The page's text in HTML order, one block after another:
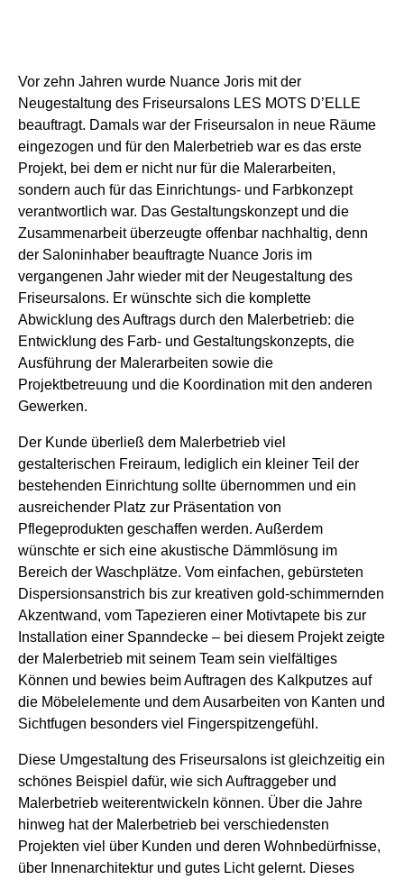
Vor zehn Jahren wurde Nuance Joris mit der
Neugestaltung des Friseursalons LES MOTS D’ELLE
beauftragt. Damals war der Friseursalon in neue Räume
eingezogen und für den Malerbetrieb war es das erste
Projekt, bei dem er nicht nur für die Malerarbeiten,
sondern auch für das Einrichtungs- und Farbkonzept
verantwortlich war. Das Gestaltungskonzept und die
Zusammenarbeit überzeugte offenbar nachhaltig, denn
der Saloninhaber beauftragte Nuance Joris im
vergangenen Jahr wieder mit der Neugestaltung des
Friseursalons. Er wünschte sich die komplette
Abwicklung des Auftrags durch den Malerbetrieb: die
Entwicklung des Farb- und Gestaltungskonzepts, die
Ausführung der Malerarbeiten sowie die
Projektbetreuung und die Koordination mit den anderen
Gewerken.
Der Kunde überließ dem Malerbetrieb viel
gestalterischen Freiraum, lediglich ein kleiner Teil der
bestehenden Einrichtung sollte übernommen und ein
ausreichender Platz zur Präsentation von
Pflegeprodukten geschaffen werden. Außerdem
wünschte er sich eine akustische Dämmlösung im
Bereich der Waschplätze. Vom einfachen, gebürsteten
Dispersionsanstrich bis zur kreativen gold-schimmernden
Akzentwand, vom Tapezieren einer Motivtapete bis zur
Installation einer Spanndecke – bei diesem Projekt zeigte
der Malerbetrieb mit seinem Team sein vielfältiges
Können und bewies beim Auftragen des Kalkputzes auf
die Möbelelemente und dem Ausarbeiten von Kanten und
Sichtfugen besonders viel Fingerspitzengefühl.
Diese Umgestaltung des Friseursalons ist gleichzeitig ein
schönes Beispiel dafür, wie sich Auftraggeber und
Malerbetrieb weiterentwickeln können. Über die Jahre
hinweg hat der Malerbetrieb bei verschiedensten
Projekten viel über Kunden und deren Wohnbedürfnisse,
über Innenarchitektur und gutes Licht gelernt. Dieses